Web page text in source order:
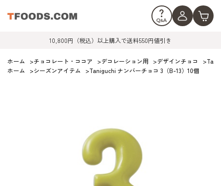
10,800円（税込）以上購入で送料550円値引き
ホーム >チョコレート・ココア >デコレーション用 >デザインチョコ >
ホーム
>シーズンアイテム >Taniguchi ナンバーチョコ 3（B-13）10個